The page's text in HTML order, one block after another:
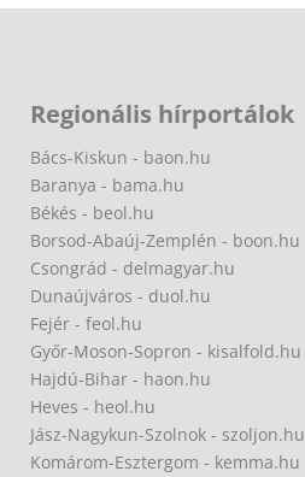
Regionális hírportálok
Bács-Kiskun - baon.hu
Baranya - bama.hu
Békés - beol.hu
Borsod-Abaúj-Zemplén - boon.hu
Csongrád - delmagyar.hu
Dunaújváros - duol.hu
Fejér - feol.hu
Győr-Moson-Sopron - kisalfold.hu
Hajdú-Bihar - haon.hu
Heves - heol.hu
Jász-Nagykun-Szolnok - szoljon.hu
Komárom-Esztergom - kemma.hu